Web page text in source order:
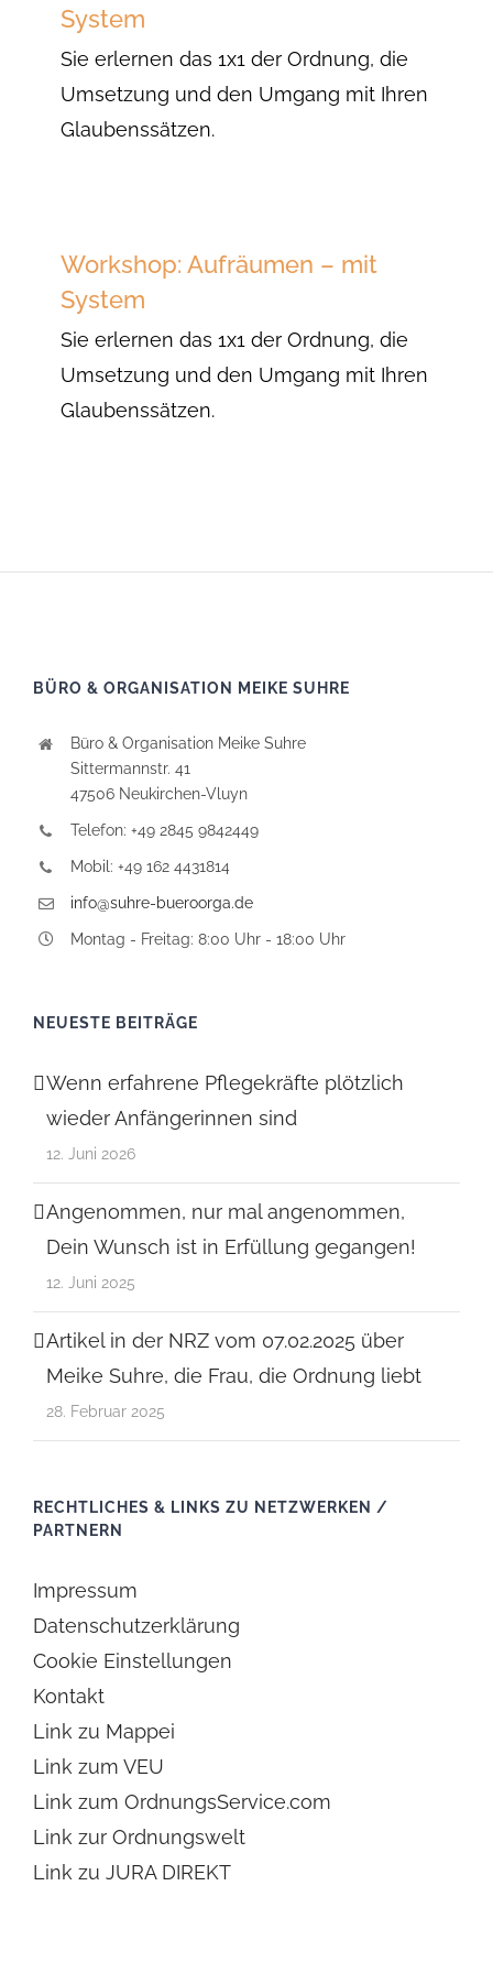
System
Sie erlernen das 1x1 der Ordnung, die
Umsetzung und den Umgang mit Ihren
Glaubenssätzen.
Workshop: Aufräumen – mit
System
Sie erlernen das 1x1 der Ordnung, die
Umsetzung und den Umgang mit Ihren
Glaubenssätzen.
BÜRO & ORGANISATION MEIKE SUHRE
Büro & Organisation Meike Suhre
Sittermannstr. 41
47506 Neukirchen-Vluyn
Telefon: +49 2845 9842449
Mobil: +49 162 4431814
info@suhre-bueroorga.de
Montag - Freitag: 8:00 Uhr - 18:00 Uhr
NEUESTE BEITRÄGE
Wenn erfahrene Pflegekräfte plötzlich
wieder Anfängerinnen sind
12. Juni 2026
Angenommen, nur mal angenommen,
Dein Wunsch ist in Erfüllung gegangen!
12. Juni 2025
Artikel in der NRZ vom 07.02.2025 über
Meike Suhre, die Frau, die Ordnung liebt
28. Februar 2025
RECHTLICHES & LINKS ZU NETZWERKEN /
PARTNERN
Impressum
Datenschutzerklärung
Cookie Einstellungen
Kontakt
Link zu Mappei
Link zum VEU
Link zum OrdnungsService.com
Link zur Ordnungswelt
Link zu JURA DIREKT